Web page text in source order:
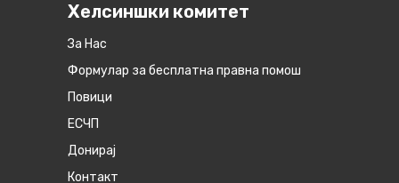
Хелсиншки комитет
За Нас
Формулар за бесплатна правна помош
Повици
ЕСЧП
Донирај
Контакт